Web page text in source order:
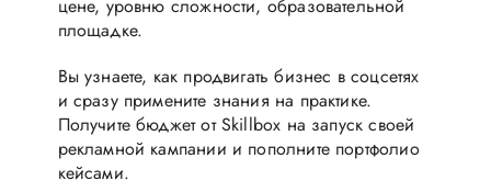
цене, уровню сложности, образовательной
площадке.
Вы узнаете, как продвигать бизнес в соцсетях
и сразу примените знания на практике.
Получите бюджет от Skillbox на запуск своей
рекламной кампании и пополните портфолио
кейсами.